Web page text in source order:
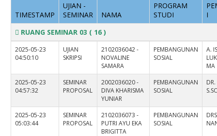
TIMESTAMP
UJIAN -
SEMINAR
NAMA
PROGRAM
STUDI
I
RUANG SEMINAR 03 ( 16 )
2025-05-23
04:50:10
UJIAN
SKRIPSI
2102036042 -
NOVALINE
SAMARA
PEMBANGUNAN
SOSIAL
A.
MA
2025-05-23
04:57:32
SEMINAR
PROPOSAL
2002036020 -
DIVA KHARISMA
YUNIAR
PEMBANGUNAN
SOSIAL
2025-05-23
05:03:44
SEMINAR
PROPOSAL
2102036073 -
PUTRI AYU EKA
BRIGITTA
PEMBANGUNAN
SOSIAL